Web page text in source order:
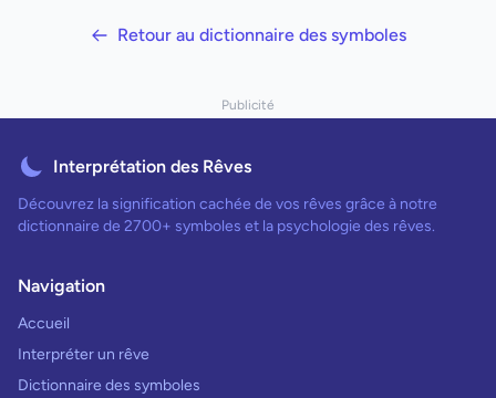
Retour au dictionnaire des symboles
Publicité
Interprétation des Rêves
Découvrez la signification cachée de vos rêves grâce à notre
dictionnaire de 2700+ symboles et la psychologie des rêves.
Navigation
Accueil
Interpréter un rêve
Dictionnaire des symboles